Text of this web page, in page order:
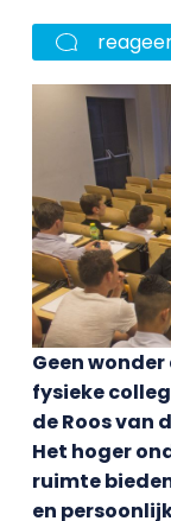
Geen
fysieke
de Roos van
Het hoger
ruimte
en